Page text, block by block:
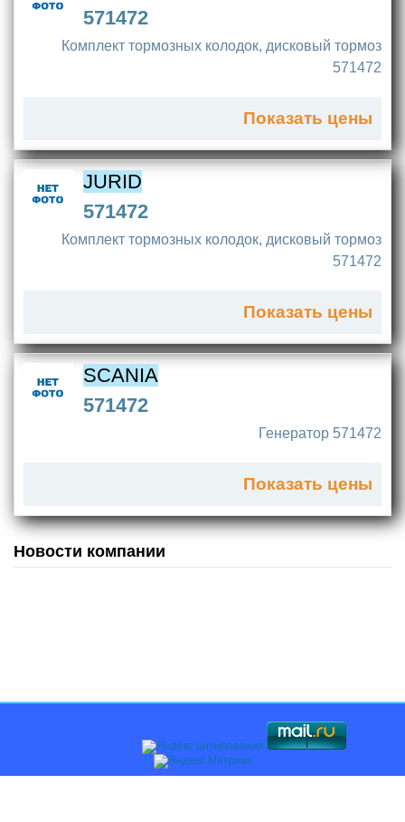
571472
Комплект тормозных колодок, дисковый тормоз
571472
Показать цены
JURID
571472
Комплект тормозных колодок, дисковый тормоз
571472
Показать цены
SCANIA
571472
Генератор 571472
Показать цены
Новости компании